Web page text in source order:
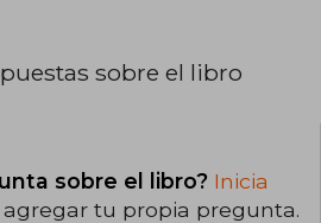
sobre el libro
sobre el libro? Inicia
tu propia pregunta.